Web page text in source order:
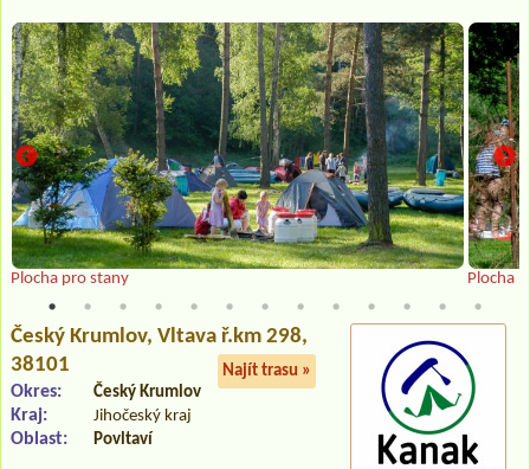
Plocha pro stany Plocha
Český Krumlov, Vltava ř.km 298,
38101
Najít trasu »
Okres: Český Krumlov
Kraj: Jihočeský kraj
Oblast: Povltaví